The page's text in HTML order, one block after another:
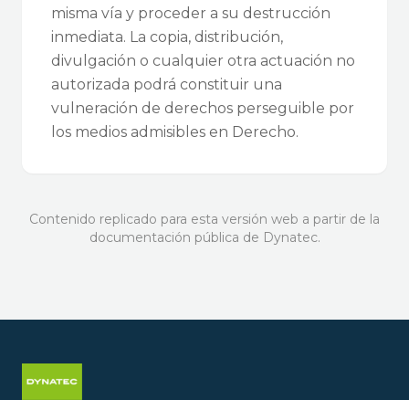
misma vía y proceder a su destrucción
inmediata. La copia, distribución,
divulgación o cualquier otra actuación no
autorizada podrá constituir una
vulneración de derechos perseguible por
los medios admisibles en Derecho.
Contenido replicado para esta versión web a partir de la
documentación pública de Dynatec.